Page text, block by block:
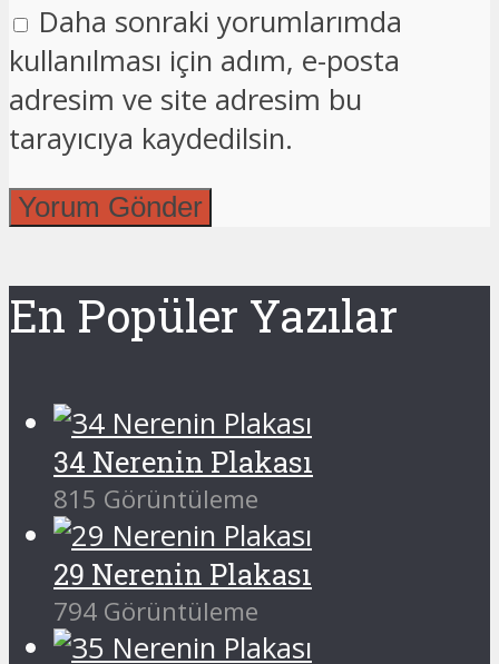
Daha sonraki yorumlarımda
kullanılması için adım, e-posta
adresim ve site adresim bu
tarayıcıya kaydedilsin.
En Popüler Yazılar
34 Nerenin Plakası
815 Görüntüleme
29 Nerenin Plakası
794 Görüntüleme